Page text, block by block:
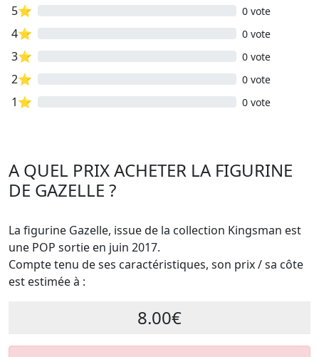
5⭐ 0 vote
4⭐ 0 vote
3⭐ 0 vote
2⭐ 0 vote
1⭐ 0 vote
A QUEL PRIX ACHETER LA FIGURINE
DE GAZELLE ?
La figurine Gazelle, issue de la collection Kingsman est
une POP sortie en juin 2017.
Compte tenu de ses caractéristiques, son prix / sa côte
est estimée à :
8.00€